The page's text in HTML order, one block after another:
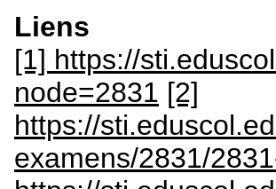
Liens
[1] https://
node=2831 [2]
https://
examens/2831/